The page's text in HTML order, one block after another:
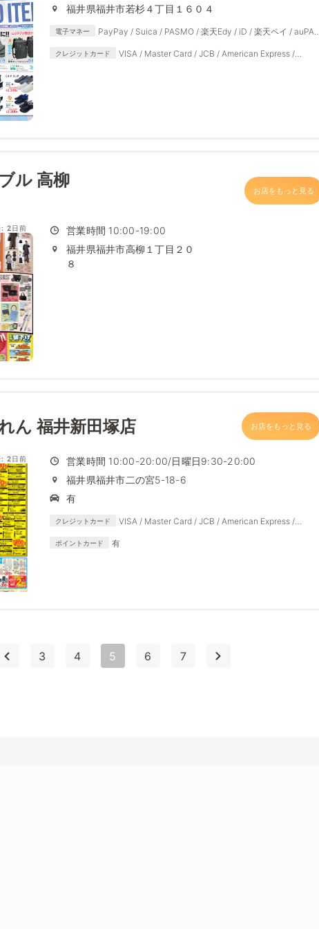
福井県福井市若杉４丁目１６０４
電子マネー
PayPay / Suica / PASMO / 楽天Edy / iD / 楽天ペイ / auPAY
クレジットカード
VISA / Master Card / JCB / American Express /
ル 高柳
お店をもっと見る
: 2日前
営業時間 10:00-19:00
福井県福井市高柳１丁目２０
８
ん 福井新田塚店 お店をもっと見る
: 2日前
営業時間 10:00-20:00/日曜日9:30-20:00
福井県福井市二の宮5-18-6
有
クレジットカード
VISA / Master Card / JCB / American Express /
ポイントカード 有
3 4 5 6 7